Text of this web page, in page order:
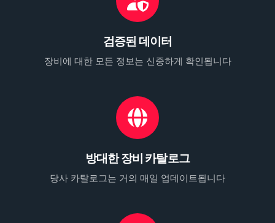
검증된 데이터
장비에 대한 모든 정보는 신중하게 확인됩니다
방대한 장비 카탈로그
당사 카탈로그는 거의 매일 업데이트됩니다